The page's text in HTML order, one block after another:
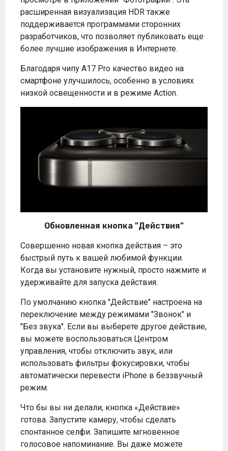
расширенная визуализация HDR также
поддерживается программами сторонних
разработчиков, что позволяет публиковать еще
более лучшие изображения в Интернете.
Благодаря чипу A17 Pro качество видео на
смартфоне улучшилось, особенно в условиях
низкой освещенности и в режиме Action.
Обновленная кнопка "Действия"
Совершенно новая кнопка действия – это
быстрый путь к вашей любимой функции.
Когда вы установите нужный, просто нажмите и
удерживайте для запуска действия.
По умолчанию кнопка "Действие" настроена на
переключение между режимами "Звонок" и
"Без звука". Если вы выберете другое действие,
вы можете воспользоваться Центром
управления, чтобы отключить звук, или
использовать фильтры фокусировки, чтобы
автоматически перевести iPhone в беззвучный
режим.
Что бы вы ни делали, кнопка «Действие»
готова. Запустите камеру, чтобы сделать
спонтанное селфи. Запишите мгновенное
голосовое напоминание. Вы даже можете